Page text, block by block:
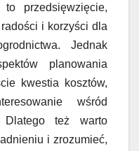
przedsięwzięcie,
i korzyści dla
Jednak
planowania
kwestia kosztów,
wśród
Dlatego też warto
i zrozumieć,